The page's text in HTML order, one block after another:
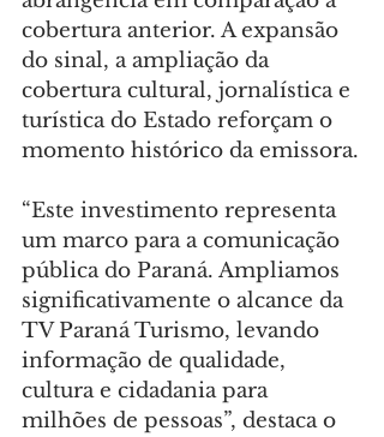
cobertura anterior. A expansão
do sinal, a ampliação da
cobertura cultural, jornalística e
turística do Estado reforçam o
momento histórico da emissora.
“Este investimento representa
um marco para a comunicação
pública do Paraná. Ampliamos
significativamente o alcance da
TV Paraná Turismo, levando
informação de qualidade,
cultura e cidadania para
milhões de pessoas”, destaca o